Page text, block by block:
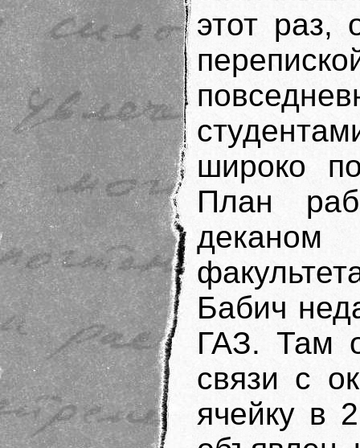
этот раз,
широко
План
деканом
Бабич
ГАЗ. Там
связи с
ячейку в